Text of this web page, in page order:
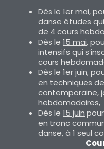
Dès le 1er mai,
danse études
de 4 cours
Dès le 15 mai,
intensifs qui
cours
Dès le 1er juin,
en techniques
contemporaine,
hebdomadaires,
Dès le 15 juin
en tronc
danse, à 1 seul